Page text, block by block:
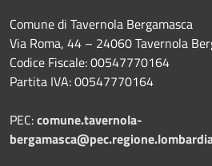
Comune di Tavernola Bergamasca
Via Roma, 44 – 24060 Tavernola
Codice Fiscale: 00547770164
Partita IVA: 00547770164
PEC:comune.tavernola-